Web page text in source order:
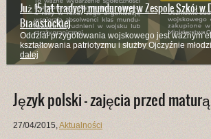
Już 15 lat tradycji mundurowej w Zespole Szkół w
Białostockiej
Oddział przygotowania wojskowego jest ważnym
kształtowania patriotyzmu i służby Ojczyźnie
dalej
Język polski – zajęcia przed maturą
27/04/2015,Aktualności